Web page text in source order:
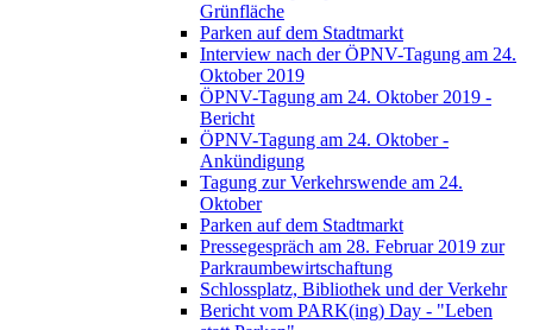
Grünfläche
Parken auf dem Stadtmarkt
Interview nach der ÖPNV-Tagung am 24.
Oktober 2019
ÖPNV-Tagung am 24. Oktober 2019 -
Bericht
ÖPNV-Tagung am 24. Oktober -
Ankündigung
Tagung zur Verkehrswende am 24.
Oktober
Parken auf dem Stadtmarkt
Pressegespräch am 28. Februar 2019 zur
Parkraumbewirtschaftung
Schlossplatz, Bibliothek und der Verkehr
Bericht vom PARK(ing) Day - "Leben